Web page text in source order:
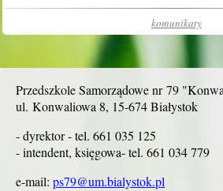
komunikaty
Przedszkole Samorządowe nr 79
ul. Konwaliowa 8, 15-674 Białystok
- dyrektor - tel. 661 035 125
- intendent, księgowa- tel. 661 034 779
e-mail: ps79@um.bialystok.pl